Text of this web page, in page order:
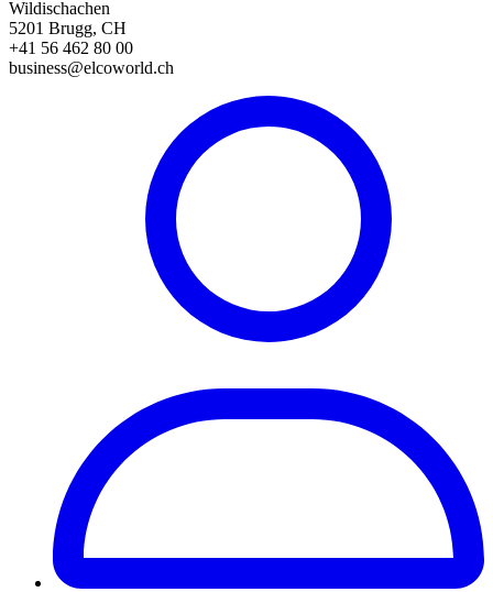
Wildischachen
5201 Brugg, CH
+41 56 462 80 00
business@elcoworld.ch